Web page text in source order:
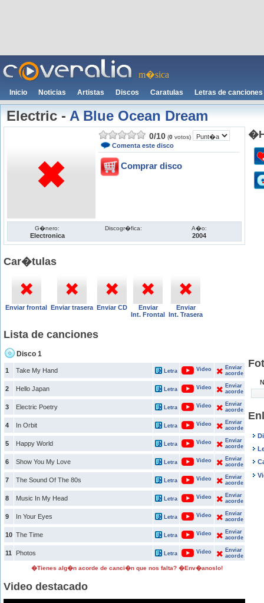
m�sica
Inicio Noticias Artistas Discos Caratulas Letras de canciones
Electric-A Blue Ocean Dream
0/10 (0 votos)
Comenta este disco
Comprar disco
G�nero:
Electronica
Discogr�fica: A�o:
2004
Car�tulas
Enviar frontal Enviar trasera Enviar CD
Enviar
Int. Frontal
Enviar
Int. Trasera
Lista de canciones
Disco 1
1 Take My Hand Letra Video
Enviar
acorde
2 Hello Japan Letra Video
Enviar
acorde
3 Electric Poetry Letra Video
Enviar
acorde
4 In Orbit Letra Video
Enviar
acorde
5 Happy World Letra Video
Enviar
acorde
6 Show You My Love Letra Video
Enviar
acorde
7 The Sound Of The 80s Letra Video
Enviar
acorde
8 Music In My Head Letra Video
Enviar
acorde
9 In Your Eyes Letra Video
Enviar
acorde
10 The Time Letra Video
Enviar
acorde
11 Photos Letra Video
Enviar
acorde
�Tienes alg�n acorde de canci�n que nos falta? �Env�anoslo!
Video destacado